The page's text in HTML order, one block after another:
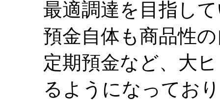
最適調達を目指し
預金自体も商品性
定期預金など、大
るようになってお